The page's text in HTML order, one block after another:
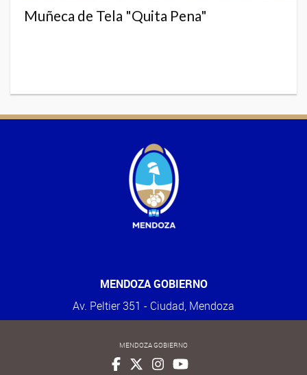
Muñeca de Tela "Quita Pena"
MENDOZA GOBIERNO
Av. Peltier 351 - Ciudad, Mendoza
MENDOZA GOBIERNO